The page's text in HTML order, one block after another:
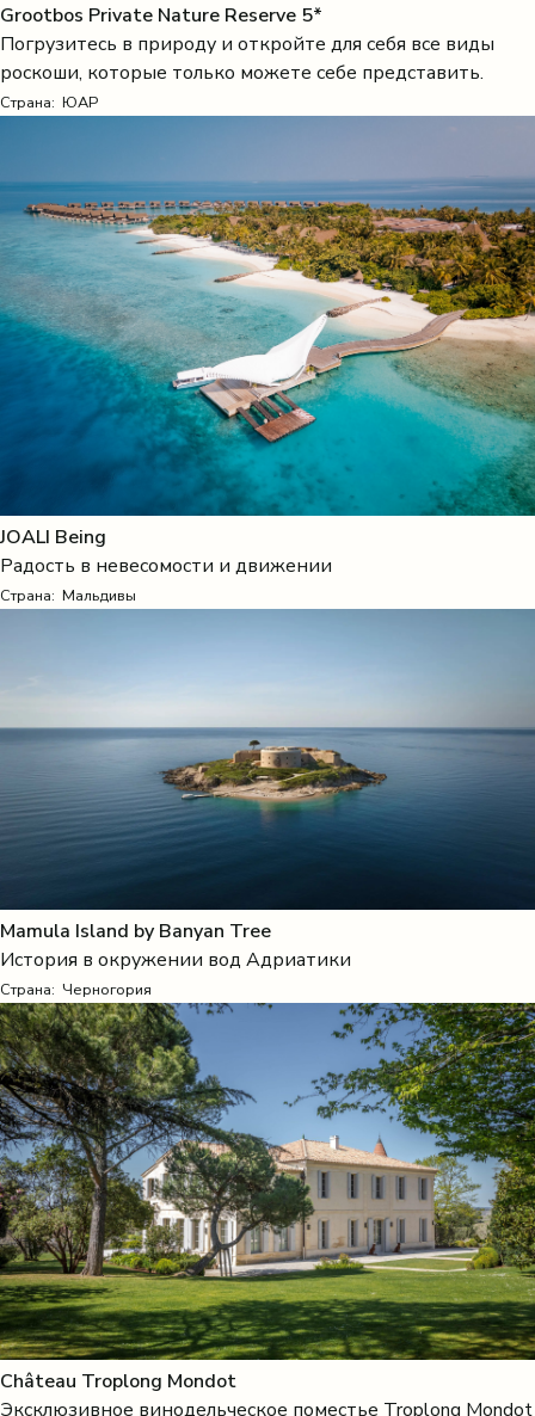
Grootbos Private Nature Reserve 5*
Погрузитесь в природу и откройте для себя все виды
роскоши, которые только можете себе представить.
Страна: ЮАР
JOALI Being
Радость в невесомости и движении
Страна: Мальдивы
Mamula Island by Banyan Tree
История в окружении вод Адриатики
Страна: Черногория
Château Troplong Mondot
Эксклюзивное винодельческое поместье Troplong Mondot